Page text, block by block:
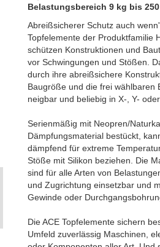
Belastungsbereich 9 kg bis
Abreißsicherer Schutz auch
Topfelemente der Produktfamilie
schützen Konstruktionen und
vor Schwingungen und Stößen.
durch ihre abreißsichere
Baugröße und die frei wählbaren
neigbar und beliebig in X-, Y-
Serienmäßig mit Neopren/
Dämpfungsmaterial bestückt,
dämpfend für extreme
Stöße mit Silikon beziehen. Die
sind für alle Arten von
und Zugrichtung einsetzbar und
Gewinde oder
Die ACE Topfelemente sichern
Umfeld zuverlässig Maschinen,